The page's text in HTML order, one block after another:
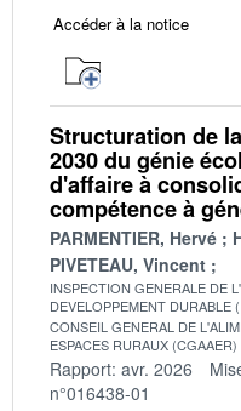
Accéder à la notice
Structuration de
2030 du génie
d'affaire à
compétence à
PARMENTIER, Hervé
PIVETEAU, Vincent
INSPECTION GENERALE DE
DEVELOPPEMENT DURABLE
CONSEIL GENERAL DE
ESPACES RURAUX (CGAAER)
Rapport: avr. 2026
n°016438-01